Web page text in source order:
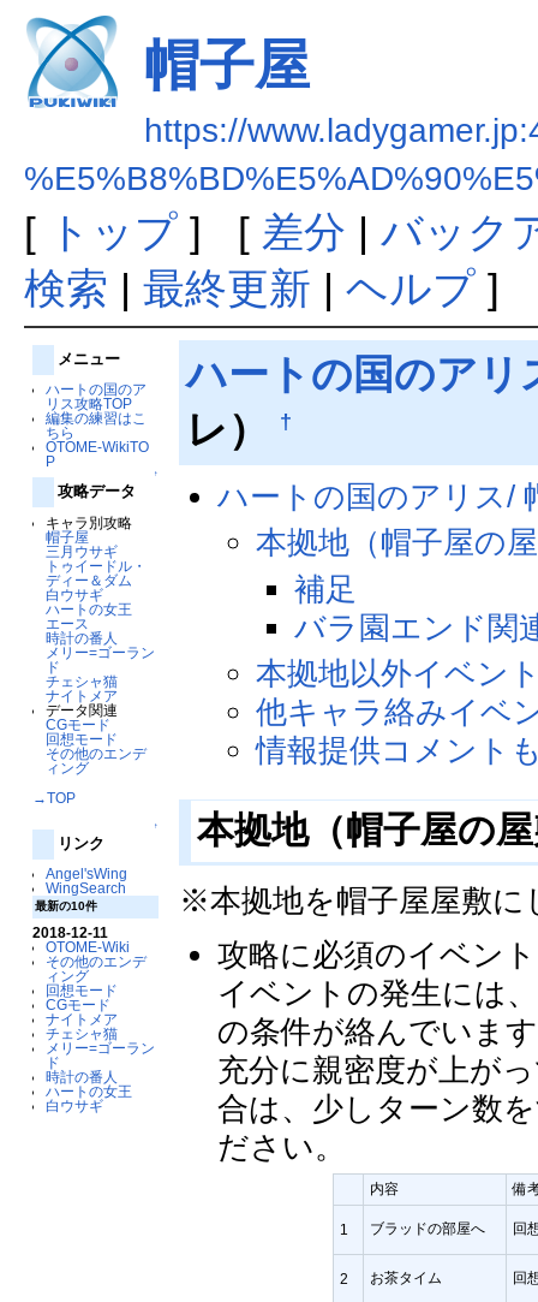
帽子屋
https://
[ トップ] [ 差分 | バック
検索 | 最終更新 | ヘルプ]
メニュー
ハートの国のア
リス攻略TOP
編集の練習はこ
ちら
OTOME-WikiTO
P
↑
攻略データ
キャラ別攻略
帽子屋
三月ウサギ
トゥイードル・
ディー＆ダム
白ウサギ
ハートの女王
エース
時計の番人
メリー=ゴーラン
ド
チェシャ猫
ナイトメア
データ関連
CGモード
回想モード
その他のエンデ
ィング
→TOP
↑
リンク
Angel'sWing
WingSearch
最新の10件
2018-12-11
OTOME-Wiki
その他のエンデ
ィング
回想モード
CGモード
ナイトメア
チェシャ猫
メリー=ゴーラン
ド
時計の番人
ハートの女王
白ウサギ
ハートの国のアリ
レ）
†
ハートの国のアリス/
本拠地（帽子屋の
補足
バラ園エンド関
本拠地以外イベン
他キャラ絡みイベ
情報提供コメント
本拠地（帽子屋の
※本拠地を帽子屋屋敷に
攻略に必須のイベント
イベントの発生には、
の条件が絡んでいま
充分に親密度が上が
合は、少しターン数
ださい。
内容 備
1 ブラッドの部屋へ 回
2 お茶タイム 回